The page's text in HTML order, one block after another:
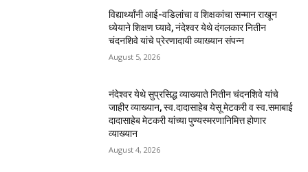
विद्यार्थ्यांनी आई-वडिलांचा व शिक्षकांचा सन्मान राखून
ध्येयाने शिक्षण घ्यावे, नंदेश्वर येथे दंगलकार नितीन
चंदनशिवे यांचे प्रेरणादायी व्याख्यान संपन्न
August 5, 2026
नंदेश्वर येथे सुप्रसिद्ध व्याख्याते नितीन चंदनशिवे यांचे
जाहीर व्याख्यान, स्व.दादासाहेब येसू मेटकरी व स्व.समाबाई
दादासाहेब मेटकरी यांच्या पुण्यस्मरणानिमित्त होणार
व्याख्यान
August 4, 2026